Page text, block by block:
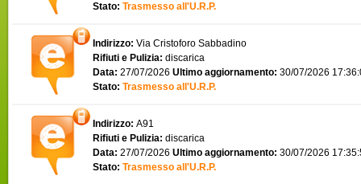
Stato: Trasmesso all'U.R.P.
Indirizzo: Via Cristoforo Sabbadino
Rifiuti e Pulizia: discarica
Data: 27/07/2026 Ultimo aggiornamento: 30/07/2026
Stato: Trasmesso all'U.R.P.
Indirizzo: A91
Rifiuti e Pulizia: discarica
Data: 27/07/2026 Ultimo aggiornamento: 30/07/2026
Stato: Trasmesso all'U.R.P.